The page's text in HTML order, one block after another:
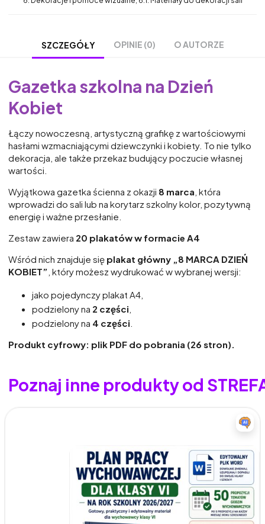
SZCZEGÓŁY OPINIE (0) O AUTORZE
Gazetka szkolna na Dzień
Kobiet
Łączy nowoczesną, artystyczną grafikę z wartościowymi
hasłami wzmacniającymi dziewczynki i kobiety. To nie tylko
dekoracja, ale także przekaz budujący poczucie własnej
wartości.
Wyjątkowa gazetka ścienna z okazji 8 marca , która
wprowadzi do sali lub na korytarz szkolny kolor, pozytywną
energię i ważne przesłanie.
Zestaw zawiera 20 plakatów w formacie A4
Wśród nich znajduje się plakat główny „8 MARCA DZIEŃ
KOBIET” , który możesz wydrukować w wybranej wersji:
jako pojedynczy plakat A4,
podzielony na 2 części
podzielony na 4 części
Produkt cyfrowy: plik PDF do pobrania (26 stron).
Poznaj inne produkty od